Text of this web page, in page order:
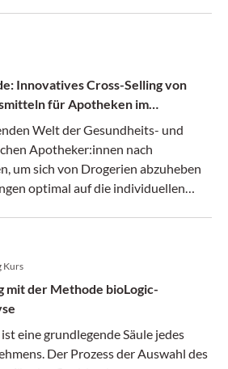
Innovatives Cross-Selling von
für Apotheken im
Welt der Gesundheits- und
Apotheker:innen nach
um sich von Drogerien abzuheben
optimal auf die individuellen
Kurs
mit der Methode bioLogic-
eine grundlegende Säule jedes
Der Prozess der Auswahl des